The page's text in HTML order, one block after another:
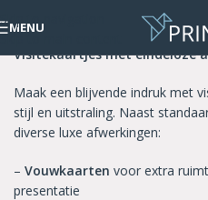
Skip to navigation
Skip to main content
MENU
Visitekaartjes
Visitekaartjes met eindeloze
Maak een blijvende indruk met
stijl en uitstraling. Naast
diverse luxe afwerkingen:
– Vouwkaarten voor extra
presentatie